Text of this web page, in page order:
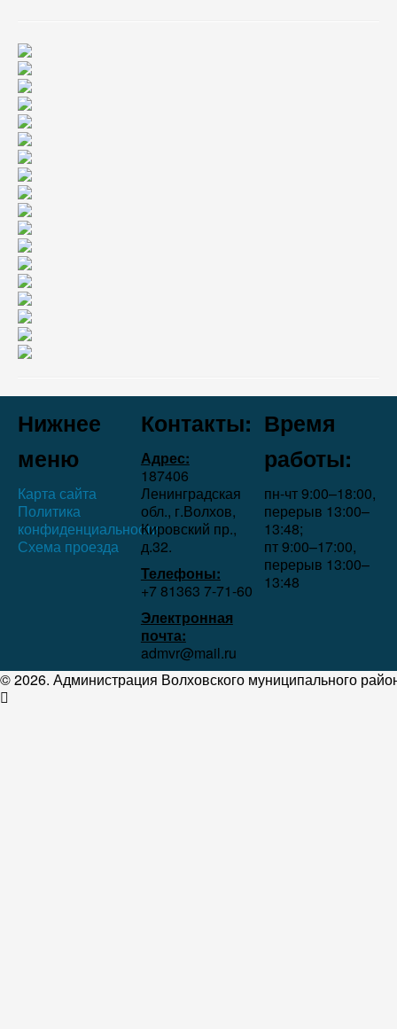
Нижнее
меню
Карта сайта
Политика
конфиденциальности
Схема проезда
Контакты:
Адрес:
187406
Ленинградская
обл., г.Волхов,
Кировский пр.,
д.32.
Телефоны:
+7 81363 7‑71-60
Электронная
почта:
admvr@mail.ru
Время
работы:
пн-чт 9:00–18:00,
перерыв 13:00–
13:48;
пт 9:00–17:00,
перерыв 13:00–
13:48
© 2026. Администрация Волховского муниципального